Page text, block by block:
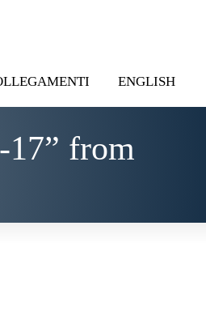
ENGLISH
17” from